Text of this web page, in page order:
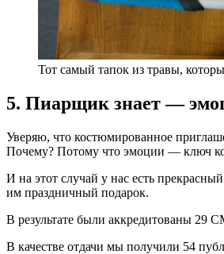
Тот самый тапок из травы,
5. Пиарщик знает —
Уверяю, что костюмированное
Почему? Потому что эмоции — ключ
И на этот случай у нас есть
им праздничный подарок.
В результате были аккредитованы 29
В качестве отдачи мы получили 54